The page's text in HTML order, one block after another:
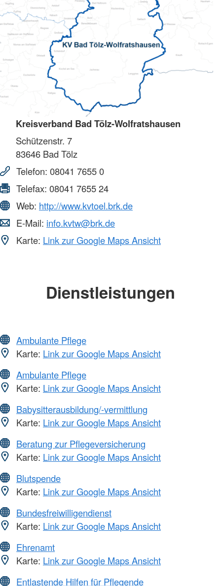
Kreisverband Bad Tölz-Wolfratshausen
Schützenstr. 7
83646 Bad Tölz
Telefon: 08041 7655 0
Telefax: 08041 7655 24
Web: http://www.kvtoel.brk.de
E-Mail: info.kvtw@brk.de
Karte: Link zur Google Maps Ansicht
Dienstleistungen
Ambulante Pflege
Karte: Link zur Google Maps Ansicht
Ambulante Pflege
Karte: Link zur Google Maps Ansicht
Babysitterausbildung/-vermittlung
Karte: Link zur Google Maps Ansicht
Beratung zur Pflegeversicherung
Karte: Link zur Google Maps Ansicht
Blutspende
Karte: Link zur Google Maps Ansicht
Bundesfreiwilligendienst
Karte: Link zur Google Maps Ansicht
Ehrenamt
Karte: Link zur Google Maps Ansicht
Entlastende Hilfen für Pflegende